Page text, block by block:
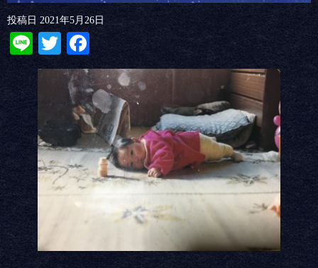
投稿日 2021年5月26日
LineTwitterFacebook